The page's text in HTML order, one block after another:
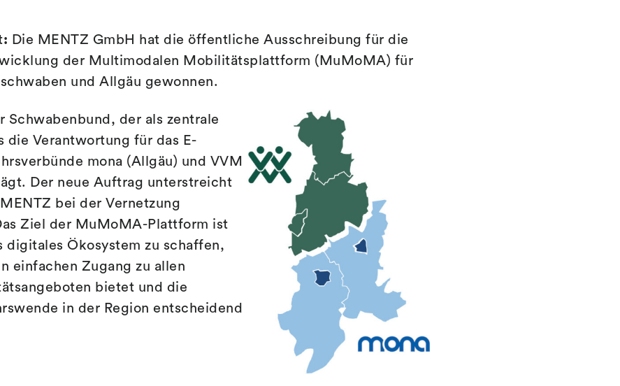
: Die MENTZ GmbH hat die öffentliche Ausschreibung für die
der Multimodalen Mobilitätsplattform (MuMoMA) für
und Allgäu gewonnen.
Schwabenbund, der als zentrale
die Verantwortung für das E-
mona (Allgäu) und VVM
Der neue Auftrag unterstreicht
bei der Vernetzung
Ziel der MuMoMA-Plattform ist
digitales Ökosystem zu schaffen,
einfachen Zugang zu allen
bietet und die
in der Region entscheidend